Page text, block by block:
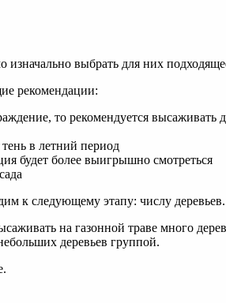
изначально выбрать для них
рекомендации:
то рекомендуется
в летний период
будет более выигрышно смотреться
к следующему этапу: числу деревьев.
на газонной траве много
деревьев группой.